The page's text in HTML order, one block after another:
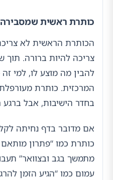
כותרת ראשית
הכותרת הראשית לא
צריכה להיות ברורה. תוך
להבין מה מוצע לו, למי
המרכזית. כותרת
בחדר הישיבות, אבל
אם מדובר בדף נחיתה
כותרת כמו “פתרון
מתמשך בגב ובצוואר”
עמום כמו “הגיע הזמן